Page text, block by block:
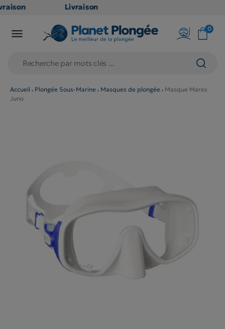
Livraison
en point
79€
(hors
 0
Accueil Plongée Sous-Marine Masques de plongée
Masque Mares
Juno